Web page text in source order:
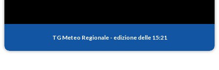
PM25
TG Meteo Regionale - edizione delle 15:21